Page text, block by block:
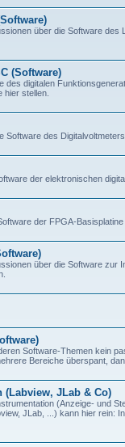
über die Software des
(Software)
des digitalen
hier stellen.
Software des
der elektronischen
der FPGA-Basisplatine
über die Software zur
Software-Themen kein
Bereiche überspant,
(Labview, JLab & Co)
(Anzeige- und
JLab, ...) kann hier rein: